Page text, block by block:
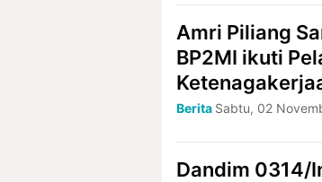
Amri Piliang
BP2MI ikuti
Berita Sabtu, 02
Dandim 0314/